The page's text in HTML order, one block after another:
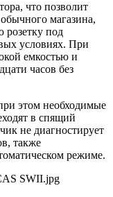
что позволит
магазина,
розетку под
условиях. При
емкостью и
часов без
этом необходимые
в спящий
не диагностирует
также
режиме.